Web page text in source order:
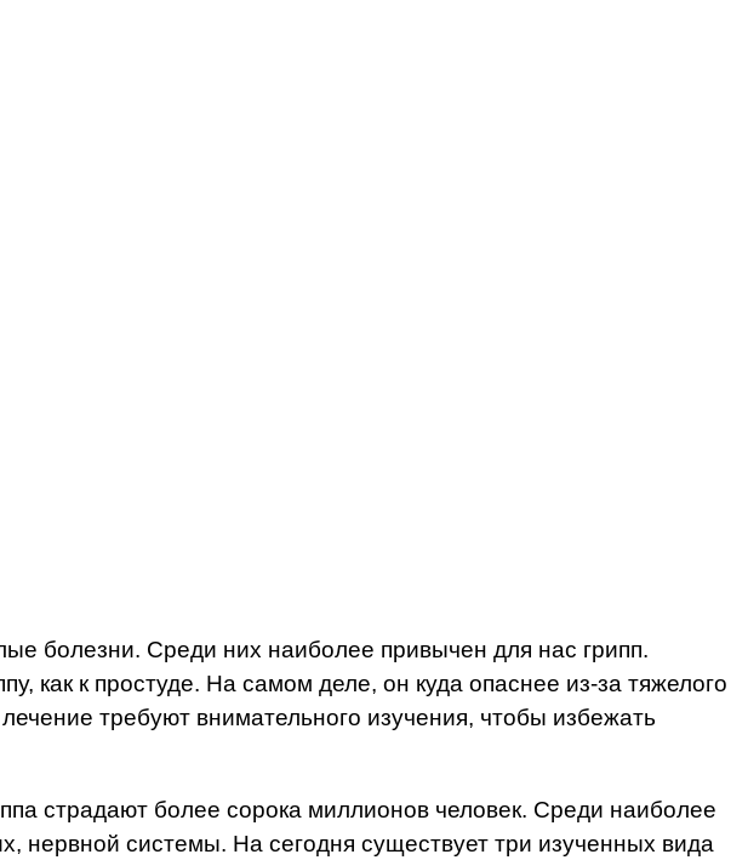
болезни. Среди них наиболее привычен для нас грипп.
как к простуде. На самом деле, он куда опаснее из-за тяжелого
требуют внимательного изучения, чтобы избежать
страдают более сорока миллионов человек. Среди наиболее
нервной системы. На сегодня существует три изученных вида